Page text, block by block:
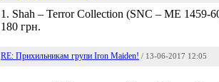
1. Shah ‎– Terror Collection (SNC ‎– ME
180 грн.
RE: Прихильникам групи Iron Maiden! / 13-06-2017 12:05